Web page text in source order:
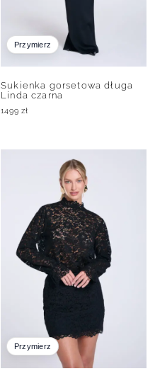
Przymierz
Sukienka gorsetowa długa
Linda czarna
1499zł
Przymierz